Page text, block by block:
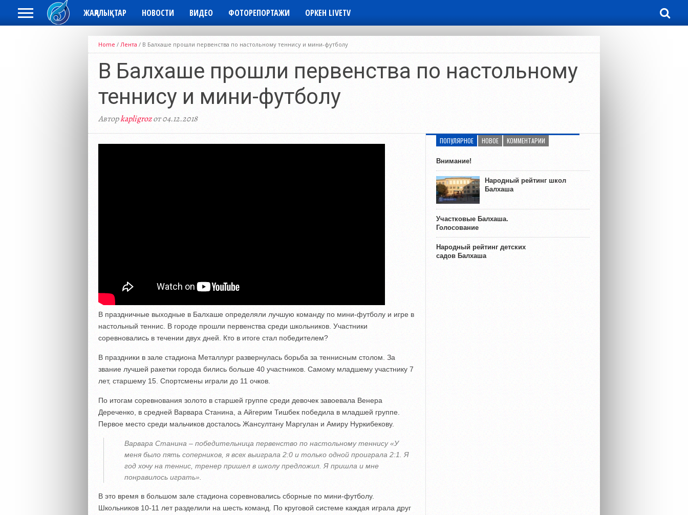
ЖАҢАЛЫҚТАР НОВОСТИ ВИДЕО ФОТОРЕПОРТАЖИ ОРКЕН LIVETV
Home / Лента / В Балхаше прошли первенства по настольному теннису и мини-футболу
В Балхаше прошли первенства по настольному
теннису и мини-футболу
Авторkapligrozот 04.12.2018
В праздничные выходные в Балхаше определяли лучшую команду по мини-футболу и игре в
настольный теннис. В городе прошли первенства среди школьников. Участники
соревновались в течении двух дней. Кто в итоге стал победителем?
В праздники в зале стадиона Металлург развернулась борьба за теннисным столом. За
звание лучшей ракетки города бились больше 40 участников. Самому младшему участнику 7
лет, старшему 15. Спортсмены играли до 11 очков.
По итогам соревнования золото в старшей группе среди девочек завоевала Венера
Дереченко, в средней Варвара Станина, а Айгерим Тишбек победила в младшей группе.
Первое место среди мальчиков досталось Жансултану Маргулан и Амиру Нуркибекову.
Варвара Станина – победительница первенство по настольному теннису «У
меня было пять соперников, я всех выиграла 2:0 и только одной проиграла 2:1. Я
год хочу на теннис, тренер пришел в школу предложил. Я пришла и мне
понравилось играть».
В это время в большом зале стадиона соревновались сборные по мини-футболу.
Школьников 10-11 лет разделили на шесть команд. По круговой системе каждая играла друг
ПОПУЛЯРНОЕ НОВОЕ КОММЕНТАРИИ
Внимание!
Народный рейтинг школ
Балхаша
Участковые Балхаша.
Голосование
Народный рейтинг детских
садов Балхаша